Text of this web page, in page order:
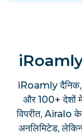
iRoamly दैनिक,
और 100+ देशों
विपरीत, Airalo
अनलिमिटेड, लेकिन